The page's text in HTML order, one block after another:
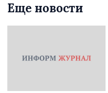
Еще новости